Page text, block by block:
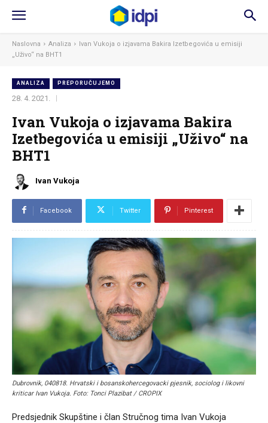
Naslovna Analiza
Ivan Vukoja o izjavama Bakira Izetbegovića u emisiji
„Uživo“ na BHT1
ANALIZA PREPORUČUJEMO
28. 4. 2021.
Ivan Vukoja o izjavama Bakira
Izetbegovića u emisiji „Uživo“ na
BHT1
Ivan Vukoja
Facebook Twitter Pinterest
Dubrovnik, 040818. Hrvatski i bosanskohercegovacki pjesnik, sociolog i likovni
kriticar Ivan Vukoja. Foto: Tonci Plazibat / CROPIX
Predsjednik Skupštine i član Stručnog tima Ivan Vukoja